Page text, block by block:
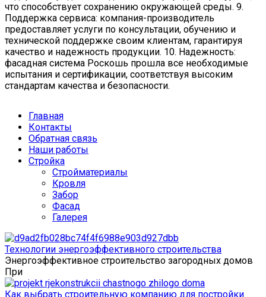
что способствует сохранению окружающей среды. 9.
Поддержка сервиса: компания-производитель
предоставляет услуги по консультации, обучению и
технической поддержке своим клиентам, гарантируя
качество и надежность продукции. 10. Надежность:
фасадная система Роскошь прошла все необходимые
испытания и сертификации, соответствуя высоким
стандартам качества и безопасности.
Главная
Контакты
Обратная связь
Наши работы
Стройка
Стройматериалы
Кровля
Забор
Фасад
Галерея
Технологии энергоэффективного строительства
Энергоэффективное строительство загородных домов
При
Как выбрать строительную компанию для постройки